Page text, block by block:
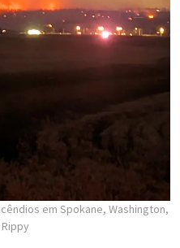
em Spokane, Washington,